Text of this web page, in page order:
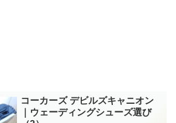
コーカーズ デビルズキャニオン
｜ウェーディングシューズ選び